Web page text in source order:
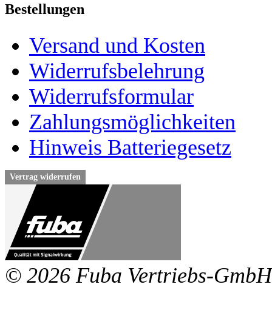
Bestellungen
Versand und Kosten
Widerrufsbelehrung
Widerrufsformular
Zahlungsmöglichkeiten
Hinweis Batteriegesetz
Vertrag widerrufen
© 2026 Fuba Vertriebs-GmbH